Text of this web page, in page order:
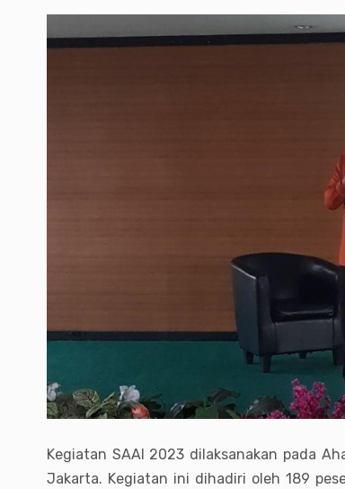
Kegiatan SAAI 2023 dilaksanakan pada
Jakarta. Kegiatan ini dihadiri oleh 189